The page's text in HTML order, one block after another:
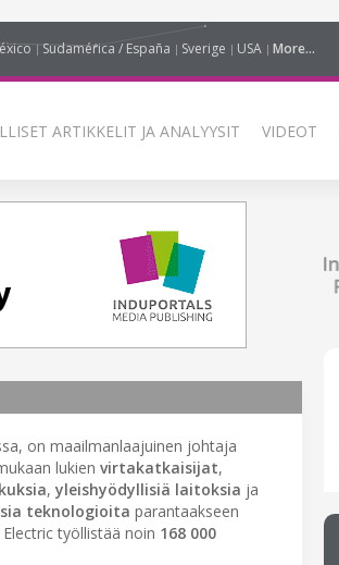
Sudamérica / España Sverige USA More...
ARTIKKELIT JA ANALYYSIT VIDEOT
on maailmanlaajuinen johtaja
lukien virtakatkaisijat,
, yleishyödyllisiä laitoksia ja
teknologioita parantaakseen
työllistää noin 168 000